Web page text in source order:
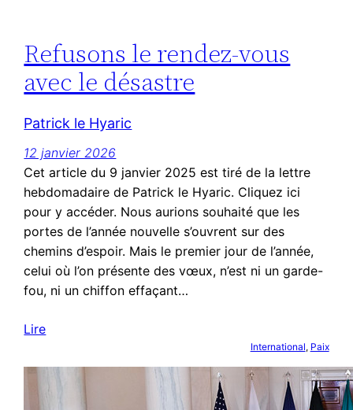
Refusons le rendez-vous
avec le désastre
Patrick le Hyaric
12 janvier 2026
Cet article du 9 janvier 2025 est tiré de la lettre
hebdomadaire de Patrick le Hyaric. Cliquez ici
pour y accéder. Nous aurions souhaité que les
portes de l’année nouvelle s’ouvrent sur des
chemins d’espoir. Mais le premier jour de l’année,
celui où l’on présente des vœux, n’est ni un garde-
fou, ni un chiffon effaçant…
Lire
International, Paix